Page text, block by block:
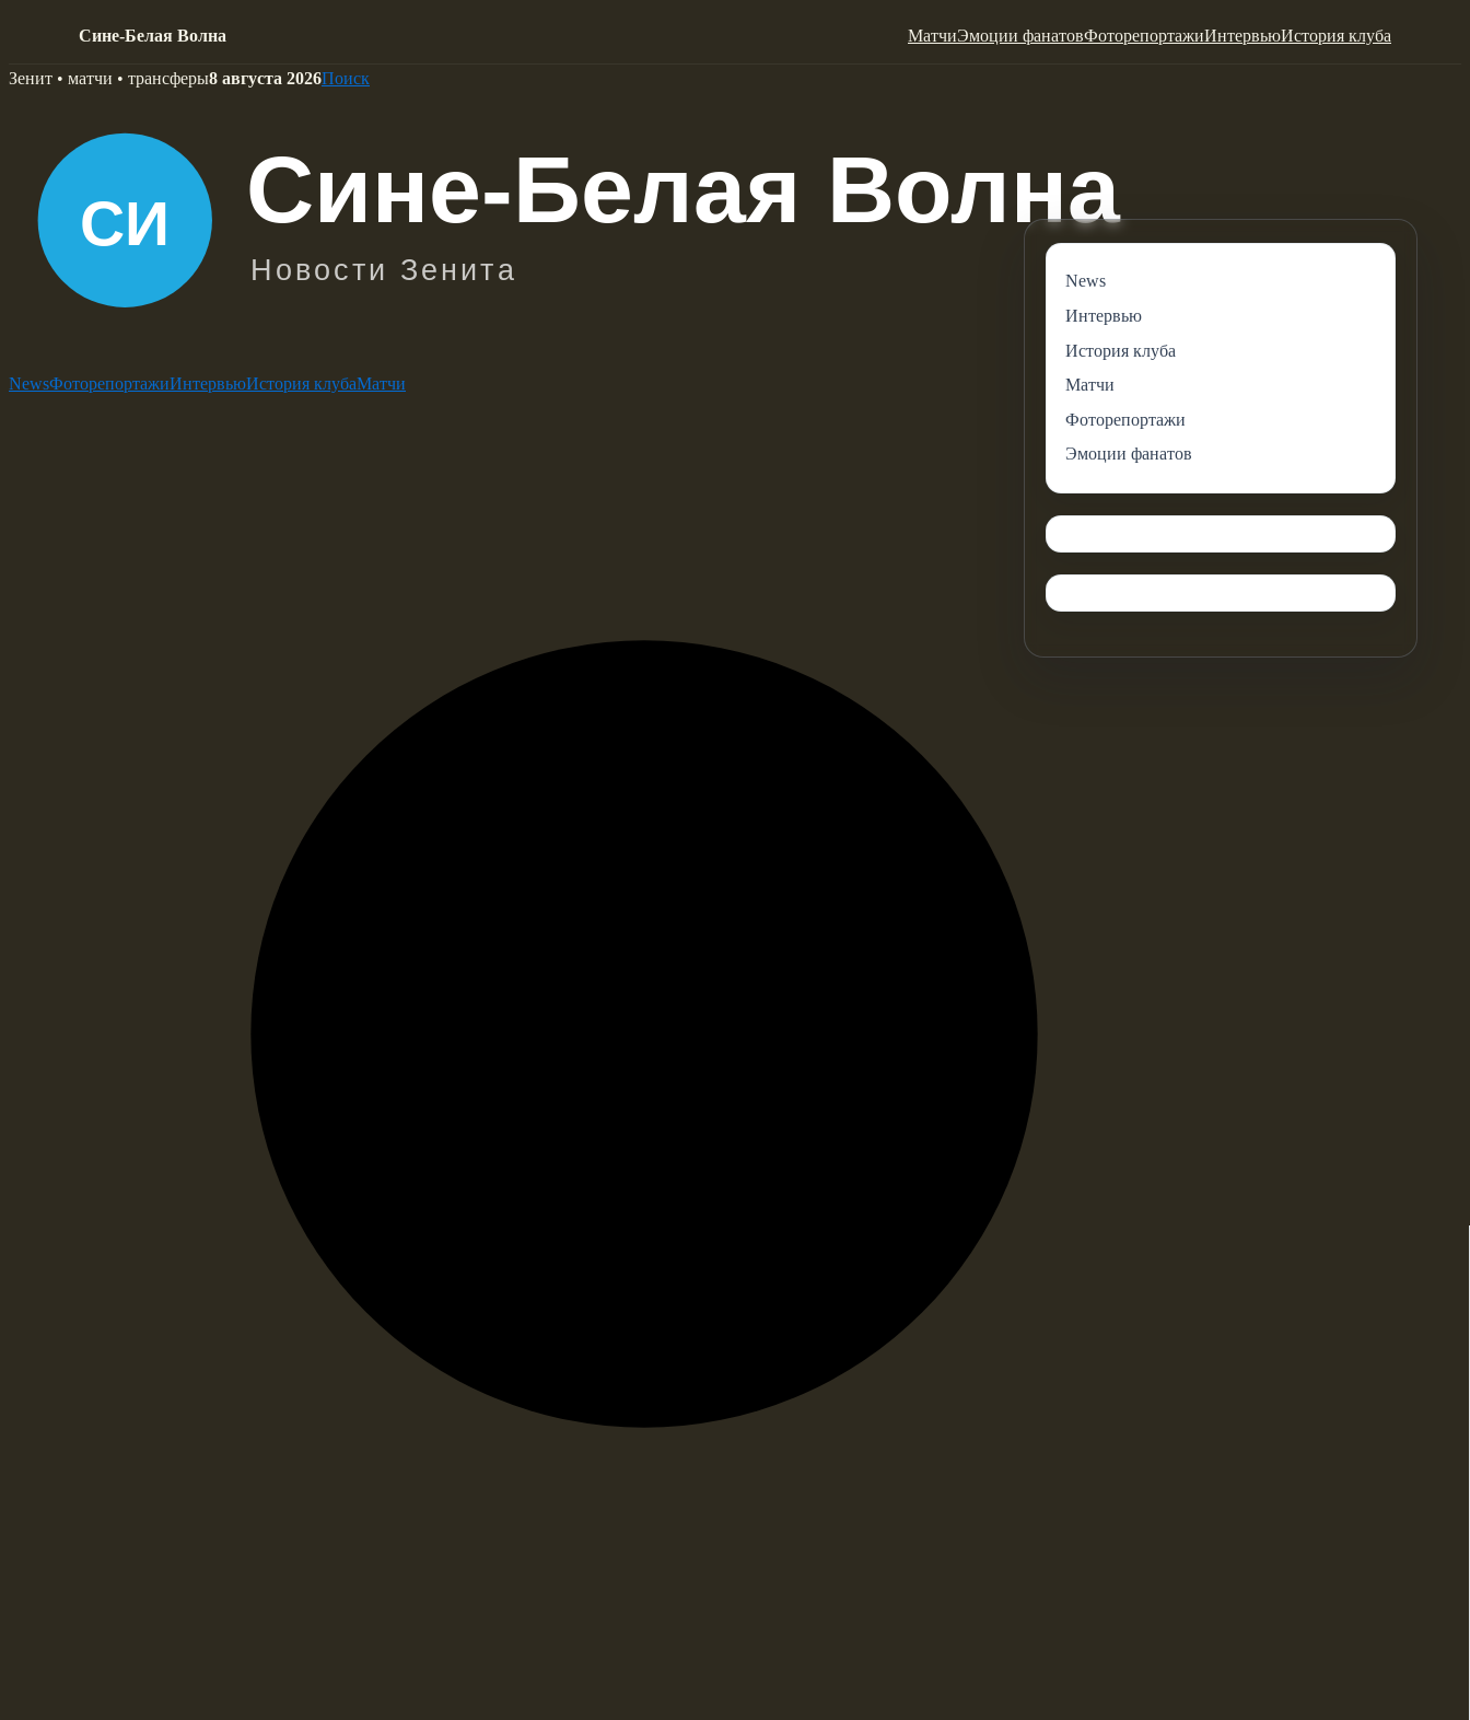
Сине-Белая Волна МатчиЭмоции фанатовФоторепортажиИнтервьюИстория клуба
Skip
Зенит • матчи • трансферы8 августа 2026Поиск
NewsФоторепортажиИнтервьюИстория клубаМатчи
News
Интервью
История клуба
Матчи
Фоторепортажи
Эмоции фанатов